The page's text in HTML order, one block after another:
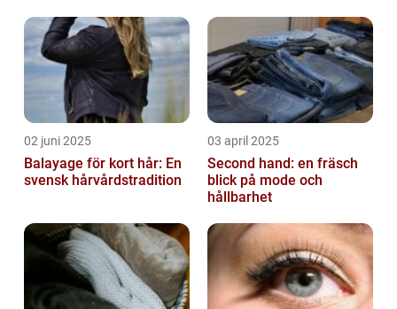
02 juni 2025
Balayage för kort hår: En
svensk hårvårdstradition
03 april 2025
Second hand: en fräsch
blick på mode och
hållbarhet